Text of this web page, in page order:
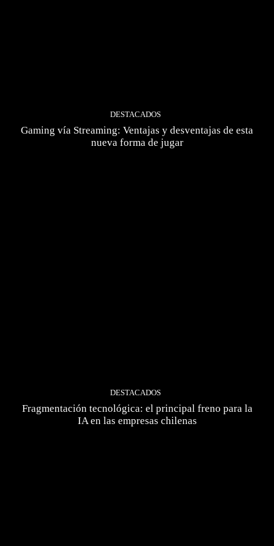
DESTACADOS
Gaming vía Streaming: Ventajas y desventajas de esta
nueva forma de jugar
DESTACADOS
Fragmentación tecnológica: el principal freno para la
IA en las empresas chilenas